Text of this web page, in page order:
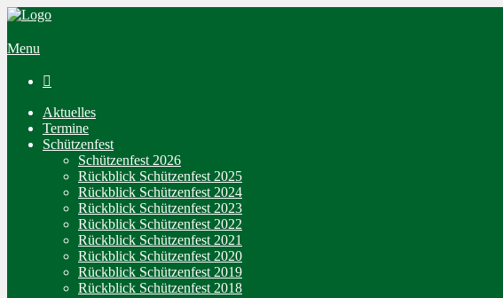
Menu

Aktuelles
Termine
Schützenfest
Schützenfest 2026
Rückblick Schützenfest 2025
Rückblick Schützenfest 2024
Rückblick Schützenfest 2023
Rückblick Schützenfest 2022
Rückblick Schützenfest 2021
Rückblick Schützenfest 2020
Rückblick Schützenfest 2019
Rückblick Schützenfest 2018